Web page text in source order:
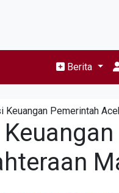
Berita
Keuangan Pemerintah